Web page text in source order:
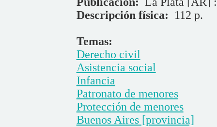
Descripción física: 112 p.
Temas:
Derecho civil
Asistencia social
Infancia
Patronato de menores
Protección de menores
Buenos Aires [provincia]